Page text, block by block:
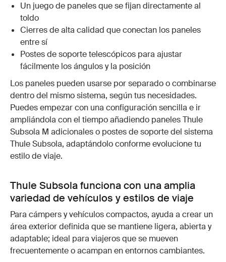
Un juego de paneles que se fijan directamente al
toldo
Cierres de alta calidad que conectan los paneles
entre sí
Postes de soporte telescópicos para ajustar
fácilmente los ángulos y la posición
Los paneles pueden usarse por separado o combinarse
dentro del mismo sistema, según tus necesidades.
Puedes empezar con una configuración sencilla e ir
ampliándola con el tiempo añadiendo paneles Thule
Subsola M adicionales o postes de soporte del sistema
Thule Subsola, adaptándolo conforme evolucione tu
estilo de viaje.
Thule Subsola funciona con una amplia
variedad de vehículos y estilos de viaje
Para cámpers y vehículos compactos, ayuda a crear un
área exterior definida que se mantiene ligera, abierta y
adaptable; ideal para viajeros que se mueven
frecuentemente o acampan en entornos cambiantes.